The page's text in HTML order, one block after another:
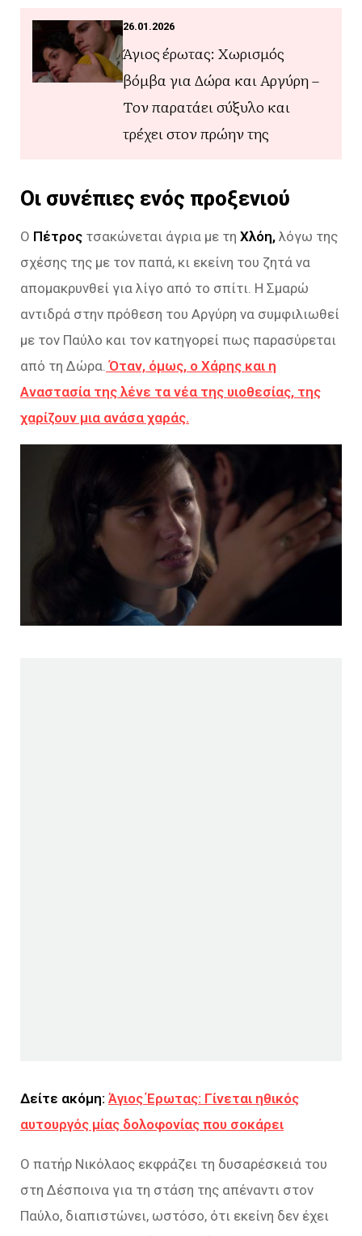
26.01.2026
Άγιος έρωτας: Χωρισμός
βόμβα για Δώρα και Αργύρη –
Τον παρατάει σύξυλο και
τρέχει στον πρώην της
Οι συνέπιες ενός προξενιού
Ο Πέτρος τσακώνεται άγρια με τη Χλόη, λόγω της
σχέσης της με τον παπά, κι εκείνη του ζητά να
απομακρυνθεί για λίγο από το σπίτι. Η Σμαρώ
αντιδρά στην πρόθεση του Αργύρη να συμφιλιωθεί
με τον Παύλο και τον κατηγορεί πως παρασύρεται
από τη Δώρα. Όταν, όμως, ο Χάρης και η
Αναστασία της λένε τα νέα της υιοθεσίας, της
χαρίζουν μια ανάσα χαράς.
Δείτε ακόμη: Άγιος Έρωτας: Γίνεται ηθικός
αυτουργός μίας δολοφονίας που σοκάρει
Ο πατήρ Νικόλαος εκφράζει τη δυσαρέσκειά του
στη Δέσποινα για τη στάση της απέναντι στον
Παύλο, διαπιστώνει, ωστόσο, ότι εκείνη δεν έχει